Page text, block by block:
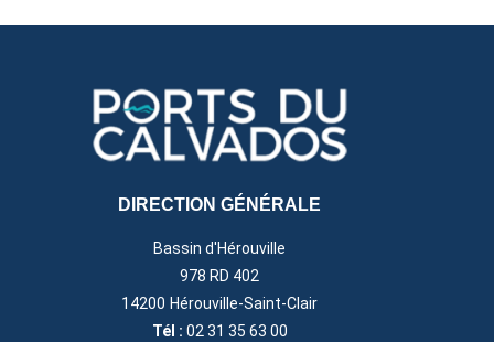
DIRECTION GÉNÉRALE
Bassin d'Hérouville
978 RD 402
14200 Hérouville-Saint-Clair
Tél : 02 31 35 63 00